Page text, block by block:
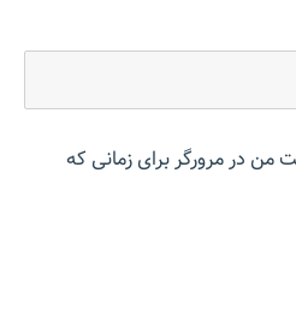
من در مرورگر برای زمانی که